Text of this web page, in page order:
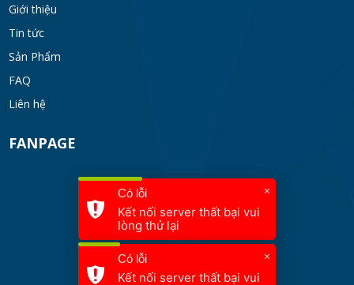
Giới thiệu
Tin tức
Sản Phẩm
FAQ
Liên hệ
FANPAGE
×
Có lỗi
Kết nối server thất bại vui
lòng thử lại
×
Có lỗi
Kết nối server thất bại vui